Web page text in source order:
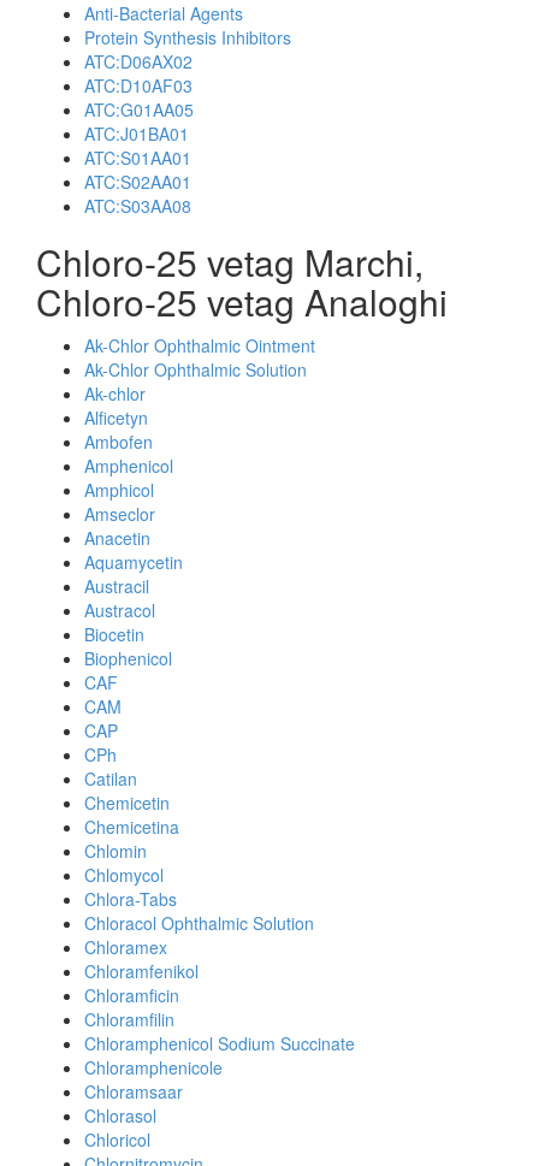
Anti-Bacterial Agents
Protein Synthesis Inhibitors
ATC:D06AX02
ATC:D10AF03
ATC:G01AA05
ATC:J01BA01
ATC:S01AA01
ATC:S02AA01
ATC:S03AA08
Chloro-25 vetag Marchi,
Chloro-25 vetag Analoghi
Ak-Chlor Ophthalmic Ointment
Ak-Chlor Ophthalmic Solution
Ak-chlor
Alficetyn
Ambofen
Amphenicol
Amphicol
Amseclor
Anacetin
Aquamycetin
Austracil
Austracol
Biocetin
Biophenicol
CAF
CAM
CAP
CPh
Catilan
Chemicetin
Chemicetina
Chlomin
Chlomycol
Chlora-Tabs
Chloracol Ophthalmic Solution
Chloramex
Chloramfenikol
Chloramficin
Chloramfilin
Chloramphenicol Sodium Succinate
Chloramphenicole
Chloramsaar
Chlorasol
Chloricol